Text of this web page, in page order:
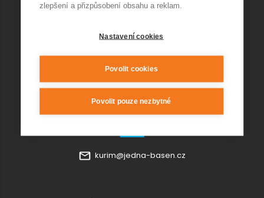
KONTAKT AQUAPARK
+420 541 420 240
info@wellnesskurim.cz
Wellness Kuřim s.r.o.
KONTAKT RESTAURACE
kurim@jedna-basen.cz
zlepšení a přizpůsobení obsahu a reklam.
Nastavení cookies
Povolit cookies
Povolit pouze nezbytné